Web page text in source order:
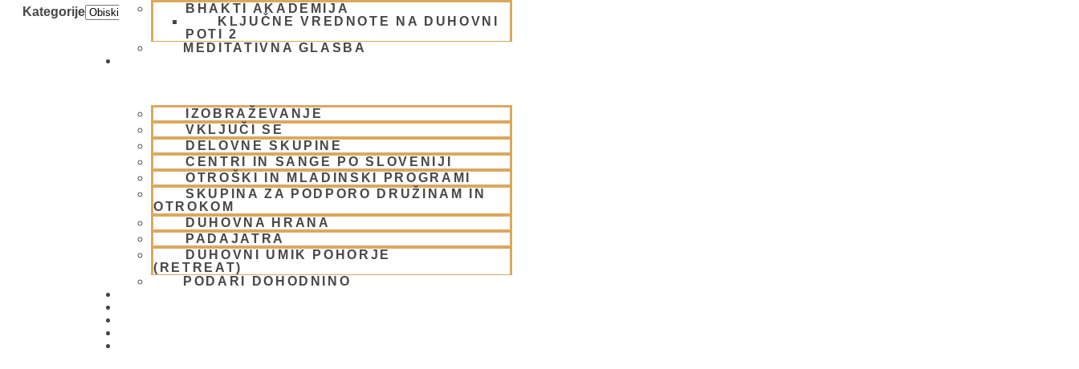
BHAKTI AKADEMIJA
KLJUČNE VREDNOTE NA DUHOVNI
POTI 2
MEDITATIVNA GLASBA
IZOBRAŽEVANJE
VKLJUČI SE
DELOVNE SKUPINE
CENTRI IN SANGE PO SLOVENIJI
OTROŠKI IN MLADINSKI PROGRAMI
SKUPINA ZA PODPORO DRUŽINAM IN
OTROKOM
DUHOVNA HRANA
PADAJATRA
DUHOVNI UMIK POHORJE
(RETREAT)
PODARI DOHODNINO
Kategorije